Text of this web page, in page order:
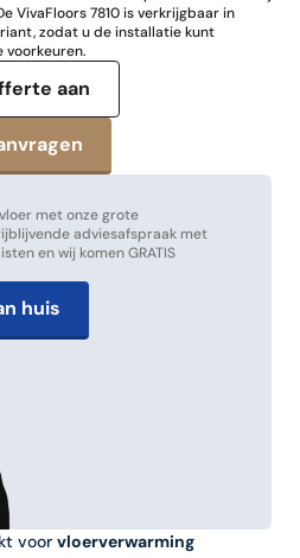
VivaFloors 7810 is verkrijgbaar in
zodat u de installatie kunt
voorkeuren.
aan
met onze grote
adviesafspraak met
en wij komen GRATIS
huis
voor vloerverwarming